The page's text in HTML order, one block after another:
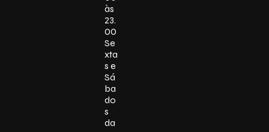
às
23.
00
Se
xta
s e
Sá
ba
do
s
da